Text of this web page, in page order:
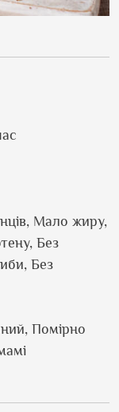
Мало жиру,
Без
Без
Помірно